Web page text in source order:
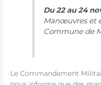
Du 22 au 24
Manœuvres et
Commune de
Le Commandement